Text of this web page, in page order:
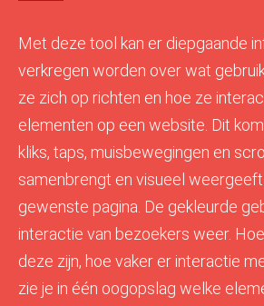
Met deze tool kan er diepgaande
verkregen worden over wat
ze zich op richten en hoe ze
elementen op een website. Dit
kliks, taps, muisbewegingen en
samenbrengt en visueel
gewenste pagina. De gekleurde
interactie van bezoekers weer.
deze zijn, hoe vaker er interactie
zie je in één oogopslag welke